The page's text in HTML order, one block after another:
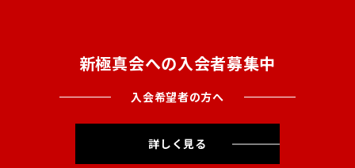
新極真会への入会者募集中
入会希望者の方へ
詳しく見る